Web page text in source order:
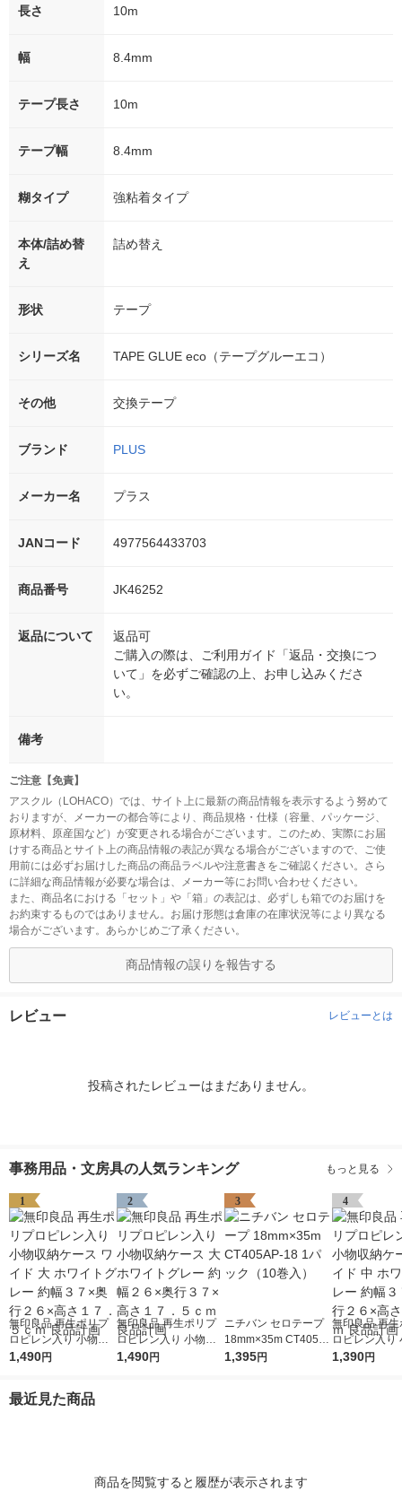
長さ 10m
幅 8.4mm
テープ長さ 10m
テープ幅 8.4mm
糊タイプ 強粘着タイプ
本体/詰め替
え
詰め替え
形状 テープ
シリーズ名 TAPE GLUE eco（テープグルーエコ）
その他 交換テープ
ブランド PLUS
メーカー名 プラス
JANコード 4977564433703
商品番号 JK46252
返品について
返品可
ご購入の際は、ご利用ガイド「返品・交換につ
いて」を必ずご確認の上、お申し込みくださ
い。
備考
ご注意【免責】
アスクル（LOHACO）では、サイト上に最新の商品情報を表示するよう努めて
おりますが、メーカーの都合等により、商品規格・仕様（容量、パッケージ、
原材料、原産国など）が変更される場合がございます。このため、実際にお届
けする商品とサイト上の商品情報の表記が異なる場合がございますので、ご使
用前には必ずお届けした商品の商品ラベルや注意書きをご確認ください。さら
に詳細な商品情報が必要な場合は、メーカー等にお問い合わせください。
また、商品名における「セット」や「箱」の表記は、必ずしも箱でのお届けを
お約束するものではありません。お届け形態は倉庫の在庫状況等により異なる
場合がございます。あらかじめご了承ください。
商品情報の誤りを報告する
レビュー レビューとは
投稿されたレビューはまだありません。
事務用品・文房具の人気ランキング もっと見る
1
無印良品 再生ポリプ
ロピレン入り 小物収
納ケース ワイド 大 ホ
７．５ｃｍ 良品計画
1,490円
2
無印良品 再生ポリプ
ロピレン入り 小物収
納ケース 大 ホワイト
1,490円
3
ニチバン セロテープ
18mm×35m CT405A
P-18 1パック（10巻
1,395円
4
無印良品 再生
ロピレン入り
納ケース ワイ
1,390円
最近見た商品
商品を閲覧すると履歴が表示されます